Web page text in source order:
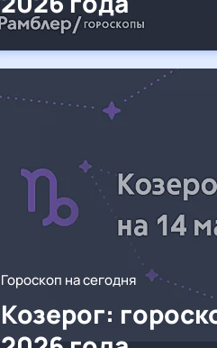
Гороскоп на сегодня
Козерог: